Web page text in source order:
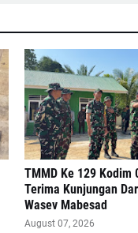
TMMD Ke 129 Kodim
Terima Kunjungan
Wasev Mabesad
August 07, 2026